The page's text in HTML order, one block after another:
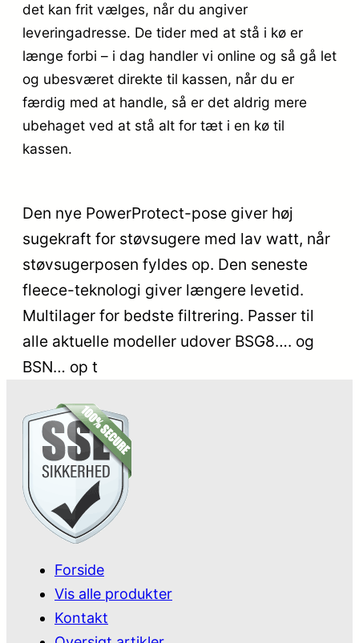
det kan frit vælges, når du angiver
leveringadresse. De tider med at stå i kø er
længe forbi – i dag handler vi online og så gå let
og ubesværet direkte til kassen, når du er
færdig med at handle, så er det aldrig mere
ubehaget ved at stå alt for tæt i en kø til
kassen.
Den nye PowerProtect-pose giver høj
sugekraft for støvsugere med lav watt, når
støvsugerposen fyldes op. Den seneste
fleece-teknologi giver længere levetid.
Multilager for bedste filtrering. Passer til
alle aktuelle modeller udover BSG8…. og
BSN… op t
Forside
Vis alle produkter
Kontakt